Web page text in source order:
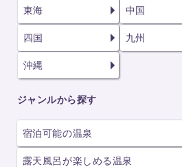
東海 中国
四国 九州
沖縄
ジャンルから探す
宿泊可能の温泉
露天風呂が楽しめる温泉